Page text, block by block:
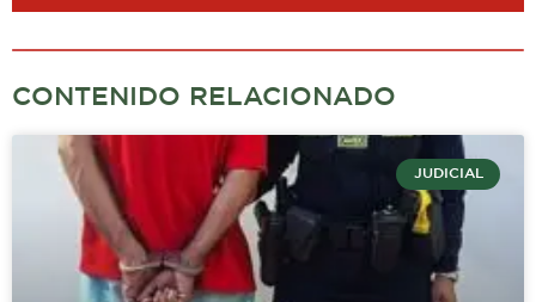
CONTENIDO RELACIONADO
JUDICIAL